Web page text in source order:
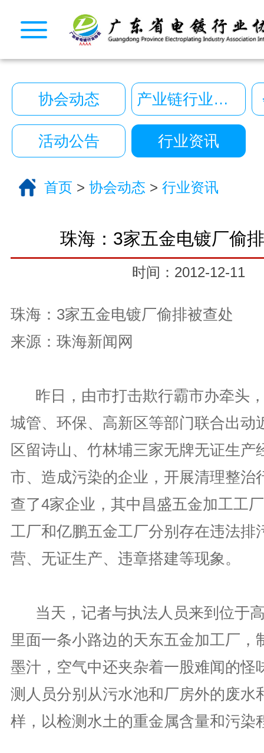
协会动态 产业链行业动态
活动公告 行业资讯
首页 > 协会动态 > 行业资讯
珠海：3家五金电镀厂偷
时间：2012-12-11
珠海：3家五金电镀厂偷排被查处
来源：珠海新闻网
昨日，由市打击欺行霸市办牵头
城管、环保、高新区等部门联合出动
区留诗山、竹林埔三家无牌无证生产
市、造成污染的企业，开展清理整治
查了4家企业，其中昌盛五金加工工
工厂和亿鹏五金工厂分别存在违法排
营、无证生产、违章搭建等现象。
当天，记者与执法人员来到位于
里面一条小路边的天东五金加工厂，
墨汁，空气中还夹杂着一股难闻的怪
测人员分别从污水池和厂房外的废水
样，以检测水土的重金属含量和污染
CopyRight © 2026 广东省电镀行业协会. All
10222390号
一键拨号
一键导航
CopyRight 2026 All Right Reserved 广东省电
10222390号
技术支持:艾迪品牌策划
服务分类